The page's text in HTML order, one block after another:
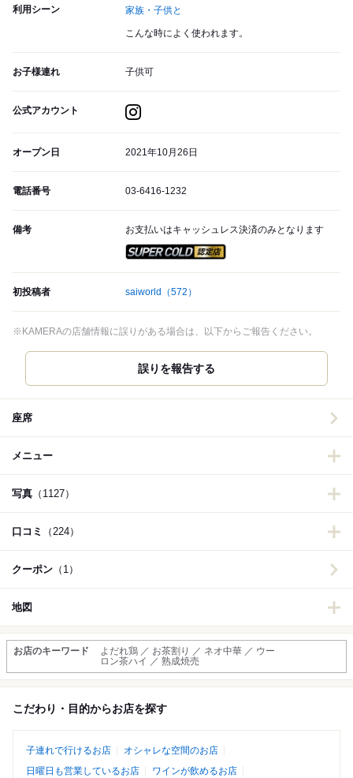
利用シーン 家族・子供と
こんな時によく使われます。
お子様連れ 子供可
公式アカウント
オープン日 2021年10月26日
電話番号 03-6416-1232
備考
お支払いはキャッシュレス決済のみとなります
初投稿者 saiworld （572）
※KAMERAの店舗情報に誤りがある場合は、以下からご報告ください。
誤りを報告する
座席
メニュー
写真 （1127）
口コミ （224）
クーポン （1）
地図
お店のキーワード
よだれ鶏 ／ お茶割り ／ ネオ中華 ／ ウー
ロン茶ハイ ／ 熟成焼売
こだわり・目的からお店を探す
子連れで行けるお店
オシャレな空間のお店
日曜日も営業しているお店
ワインが飲めるお店